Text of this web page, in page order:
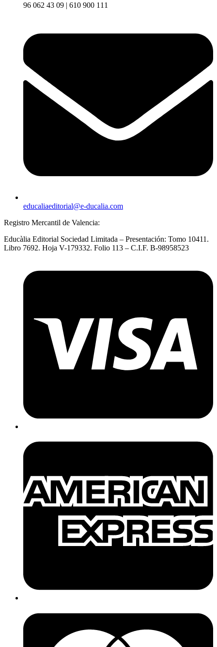
96 062 43 09 | 610 900 111
educaliaeditorial@e-ducalia.com
Registro Mercantil de Valencia:
Educàlia Editorial Sociedad Limitada – Presentación: Tomo 10411.
Libro 7692. Hoja V-179332. Folio 113 – C.I.F. B-98958523